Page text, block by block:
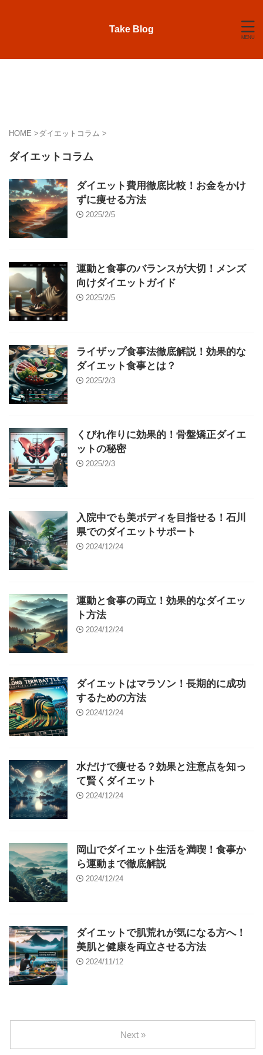
Take Blog
HOME >ダイエットコラム >
ダイエットコラム
ダイエット費用徹底比較！お金をかけ
ずに痩せる方法
2025/2/5
運動と食事のバランスが大切！メンズ
向けダイエットガイド
2025/2/5
ライザップ食事法徹底解説！効果的な
ダイエット食事とは？
2025/2/3
くびれ作りに効果的！骨盤矯正ダイエ
ットの秘密
2025/2/3
入院中でも美ボディを目指せる！石川
県でのダイエットサポート
2024/12/24
運動と食事の両立！効果的なダイエッ
ト方法
2024/12/24
ダイエットはマラソン！長期的に成功
するための方法
2024/12/24
水だけで痩せる？効果と注意点を知っ
て賢くダイエット
2024/12/24
岡山でダイエット生活を満喫！食事か
ら運動まで徹底解説
2024/12/24
ダイエットで肌荒れが気になる方へ！
美肌と健康を両立させる方法
2024/11/12
Next »